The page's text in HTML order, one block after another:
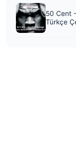
50 Cent
Türkçe